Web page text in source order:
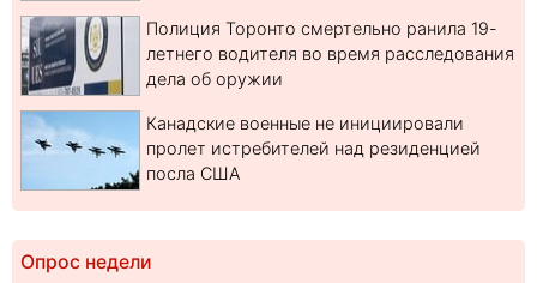
Полиция Торонто смертельно ранила 19-
летнего водителя во время расследования
дела об оружии
Канадские военные не инициировали
пролет истребителей над резиденцией
посла США
Опрос недели